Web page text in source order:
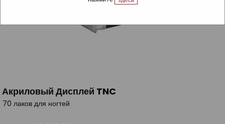
Акриловый Дисплей TNC
70 лаков для ногтей